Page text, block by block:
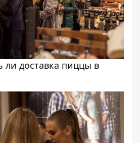
ли доставка пиццы в